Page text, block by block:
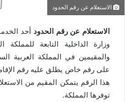
الاستعلام عن رقم الحدود
الاستعلام عن رقم الحدود أحد
وزارة الداخلية التابعة للمملكة
والمقيمين في المملكة العربية
على رقم خاص يطلق عليه رقم
هذا الرقم يتمكن المقيم من
توفرها المملكة.